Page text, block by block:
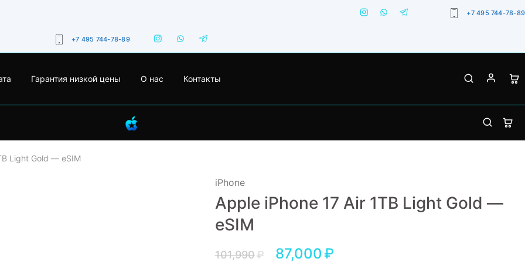
+7 495 744-78-89
+7 495 744-78-89
Гарантия низкой цены О нас Контакты
Light Gold — eSIM
iPhone
Apple iPhone 17 Air 1TB Light Gold —
eSIM
101,990₽ 87,000₽